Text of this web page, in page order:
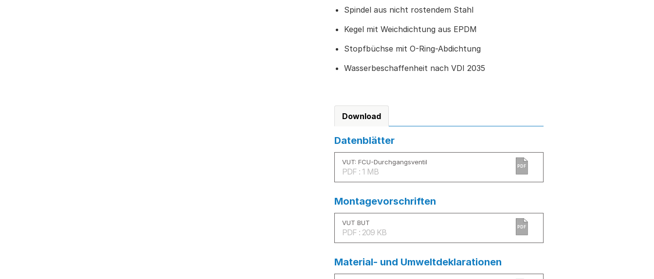
Spindel aus nicht rostendem Stahl
Kegel mit Weichdichtung aus EPDM
Stopfbüchse mit O-Ring-Abdichtung
Wasserbeschaffenheit nach VDI 2035
Download
Datenblätter
VUT: FCU-Durchgangsventil
PDF : 1 MB
PDF
Montagevorschriften
VUT BUT
PDF : 209 KB
PDF
Material- und Umweltdeklarationen